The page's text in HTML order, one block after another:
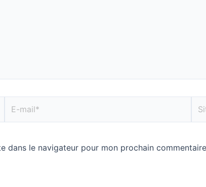
dans le navigateur pour mon prochain